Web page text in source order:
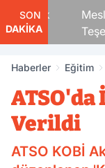
SON
DAKİKA
Haberler Eğitim
Verildi
ATSO KOBİ